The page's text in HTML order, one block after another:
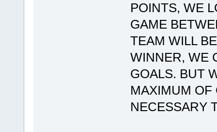
POINTS, WE
GAME
TEAM WILL
WINNER, WE
GOALS. BUT
MAXIMUM OF
NECESSARY